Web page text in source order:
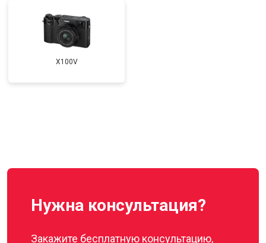
X100V
Нужна консультация?
Закажите бесплатную консультацию,